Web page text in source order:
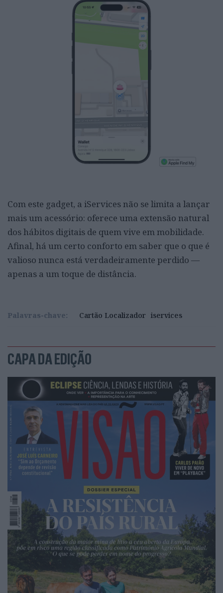
Com este gadget, a iServices não se limita a lançar
mais um acessório: oferece uma extensão natural
dos hábitos digitais de quem vive em mobilidade.
Afinal, há um certo conforto em saber que o que é
valioso nunca está verdadeiramente perdido —
apenas a um toque de distância.
Palavras-chave: Cartão Localizador iservices
CAPA DA EDIÇÃO